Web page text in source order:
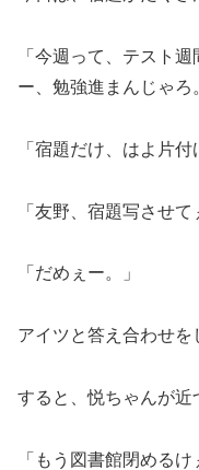
「今週って、テスト
ー、勉強進まんじゃろ
「宿題だけ、はよ片付
「友野、宿題写させて
「だめぇー。」
アイツと答え合わせを
すると、悦ちゃんが近
「もう図書館閉めるけ